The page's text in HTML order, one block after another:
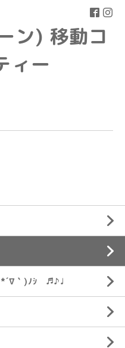
ン) 移動コ
ィー
｀)ﾉｼ ♬♪♩